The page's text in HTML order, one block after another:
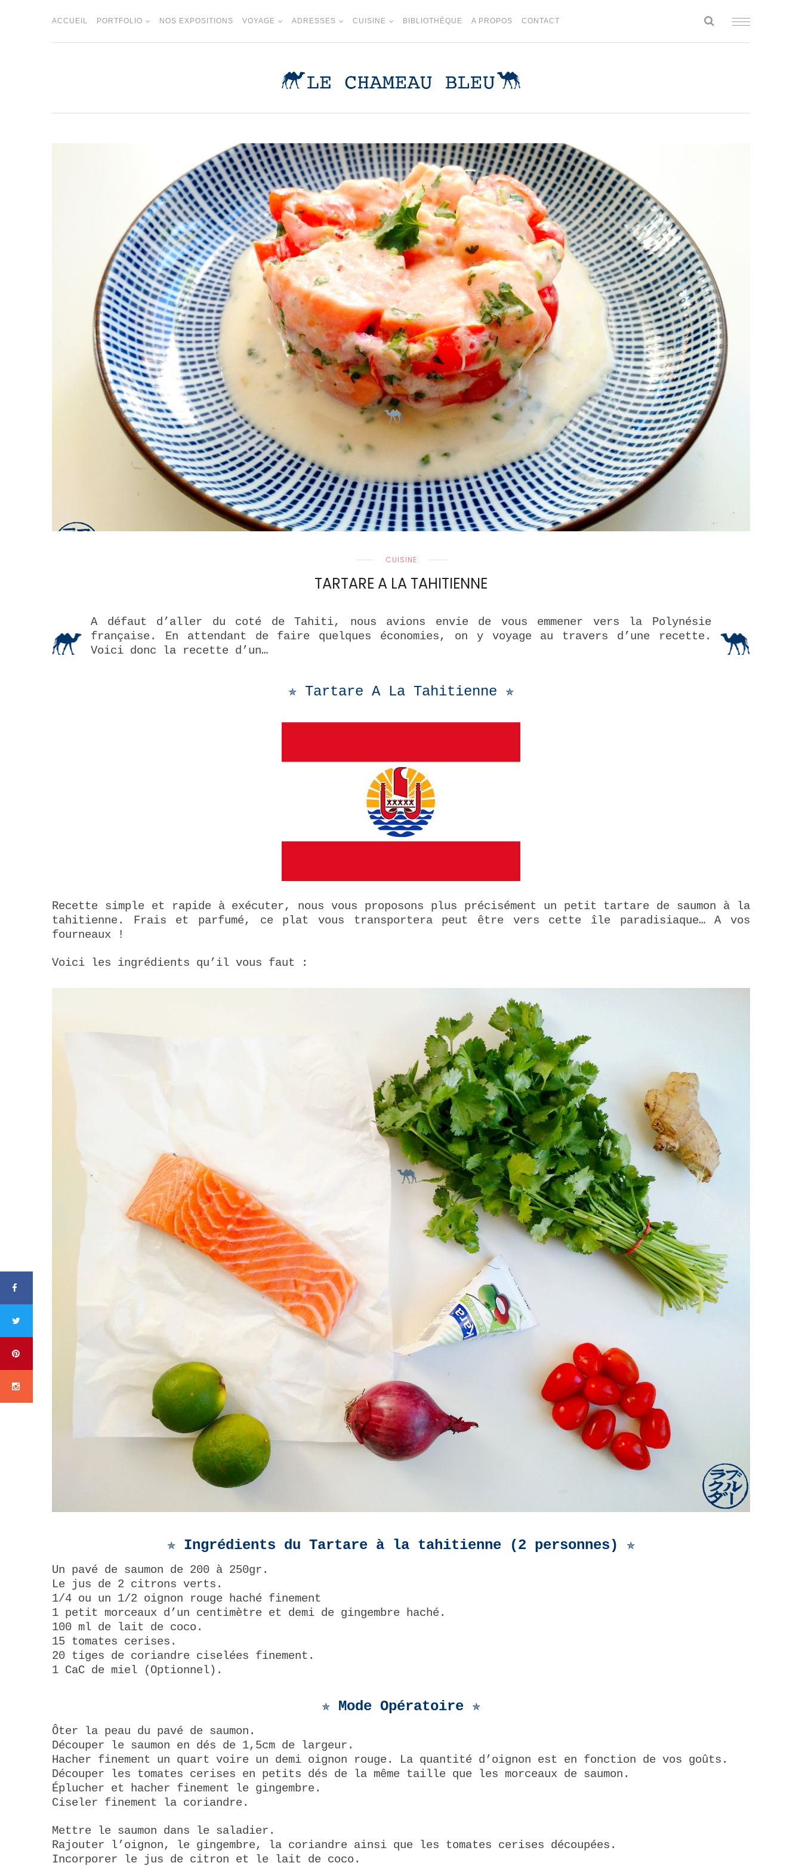
ACCUEIL PORTFOLIO NOS EXPOSITIONS VOYAGE ADRESSES CUISINE BIBLIOTHÈQUE A PROPOS CONTACT
CUISINE
TARTARE A LA TAHITIENNE
A défaut d’aller du coté de Tahiti, nous avions envie de vous emmener vers la Polynésie
française. En attendant de faire quelques économies, on y voyage au travers d’une recette.
Voici donc la recette d’un…
✯ Tartare A La Tahitienne ✯
Recette simple et rapide à exécuter, nous vous proposons plus précisément un petit tartare de saumon à la
tahitienne. Frais et parfumé, ce plat vous transportera peut être vers cette île paradisiaque… A vos
fourneaux !
Voici les ingrédients qu’il vous faut :
✯ Ingrédients du Tartare à la tahitienne (2 personnes) ✯
Un pavé de saumon de 200 à 250gr.
Le jus de 2 citrons verts.
1/4 ou un 1/2 oignon rouge haché finement
1 petit morceaux d’un centimètre et demi de gingembre haché.
100 ml de lait de coco.
15 tomates cerises.
20 tiges de coriandre ciselées finement.
1 CaC de miel (Optionnel).
✯ Mode Opératoire ✯
Ôter la peau du pavé de saumon.
Découper le saumon en dés de 1,5cm de largeur.
Hacher finement un quart voire un demi oignon rouge. La quantité d’oignon est en fonction de vos goûts.
Découper les tomates cerises en petits dés de la même taille que les morceaux de saumon.
Éplucher et hacher finement le gingembre.
Ciseler finement la coriandre.
Mettre le saumon dans le saladier.
Rajouter l’oignon, le gingembre, la coriandre ainsi que les tomates cerises découpées.
Incorporer le jus de citron et le lait de coco.